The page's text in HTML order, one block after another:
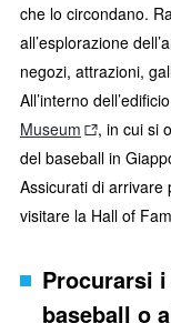
che lo circondano.
all’esplorazione
negozi, attrazioni,
All’interno
Museum
, in cui si
del baseball in
Assicurati di arrivare
visitare la Hall of
Procurarsi
baseball o